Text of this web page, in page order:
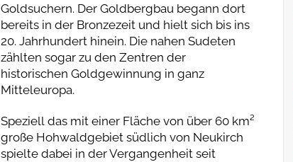
Goldsuchern. Der Goldbergbau begann dort
bereits in der Bronzezeit und hielt sich bis ins
20. Jahrhundert hinein. Die nahen Sudeten
zählten sogar zu den Zentren der
historischen Goldgewinnung in ganz
Mitteleuropa.
Speziell das mit einer Fläche von über 60 km²
große Hohwaldgebiet südlich von Neukirch
spielte dabei in der Vergangenheit seit